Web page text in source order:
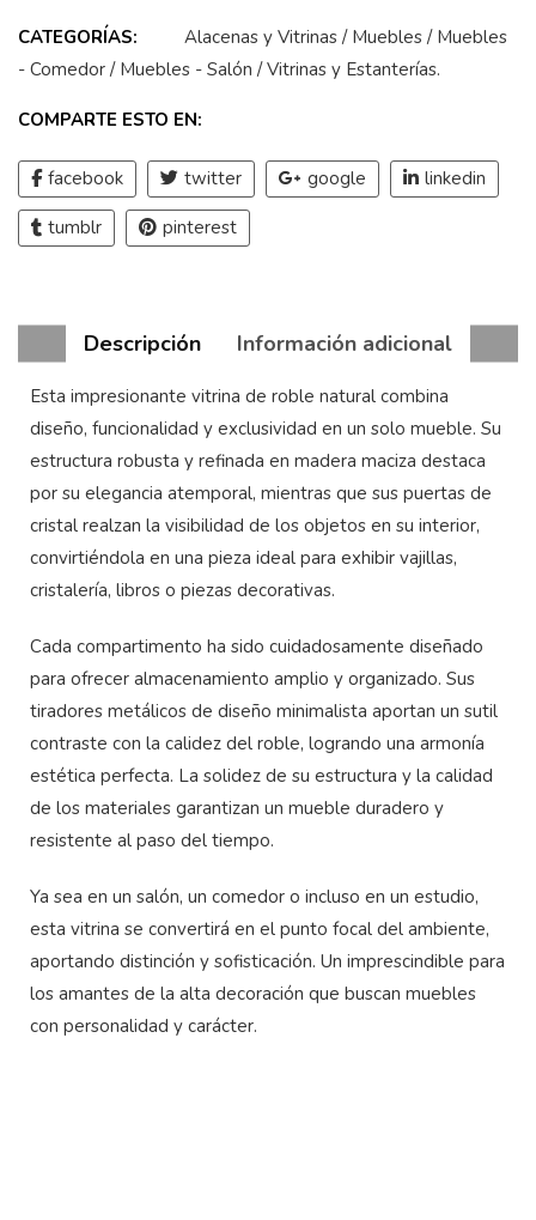
CATEGORÍAS: Alacenas y Vitrinas / Muebles / Muebles
- Comedor / Muebles - Salón /Vitrinas y Estanterías.
COMPARTE ESTO EN:
facebook twitter google linkedin
tumblr pinterest
Descripción Información adicional
Esta impresionante vitrina de roble natural combina
diseño, funcionalidad y exclusividad en un solo mueble. Su
estructura robusta y refinada en madera maciza destaca
por su elegancia atemporal, mientras que sus puertas de
cristal realzan la visibilidad de los objetos en su interior,
convirtiéndola en una pieza ideal para exhibir vajillas,
cristalería, libros o piezas decorativas.
Cada compartimento ha sido cuidadosamente diseñado
para ofrecer almacenamiento amplio y organizado. Sus
tiradores metálicos de diseño minimalista aportan un sutil
contraste con la calidez del roble, logrando una armonía
estética perfecta. La solidez de su estructura y la calidad
de los materiales garantizan un mueble duradero y
resistente al paso del tiempo.
Ya sea en un salón, un comedor o incluso en un estudio,
esta vitrina se convertirá en el punto focal del ambiente,
aportando distinción y sofisticación. Un imprescindible para
los amantes de la alta decoración que buscan muebles
con personalidad y carácter.